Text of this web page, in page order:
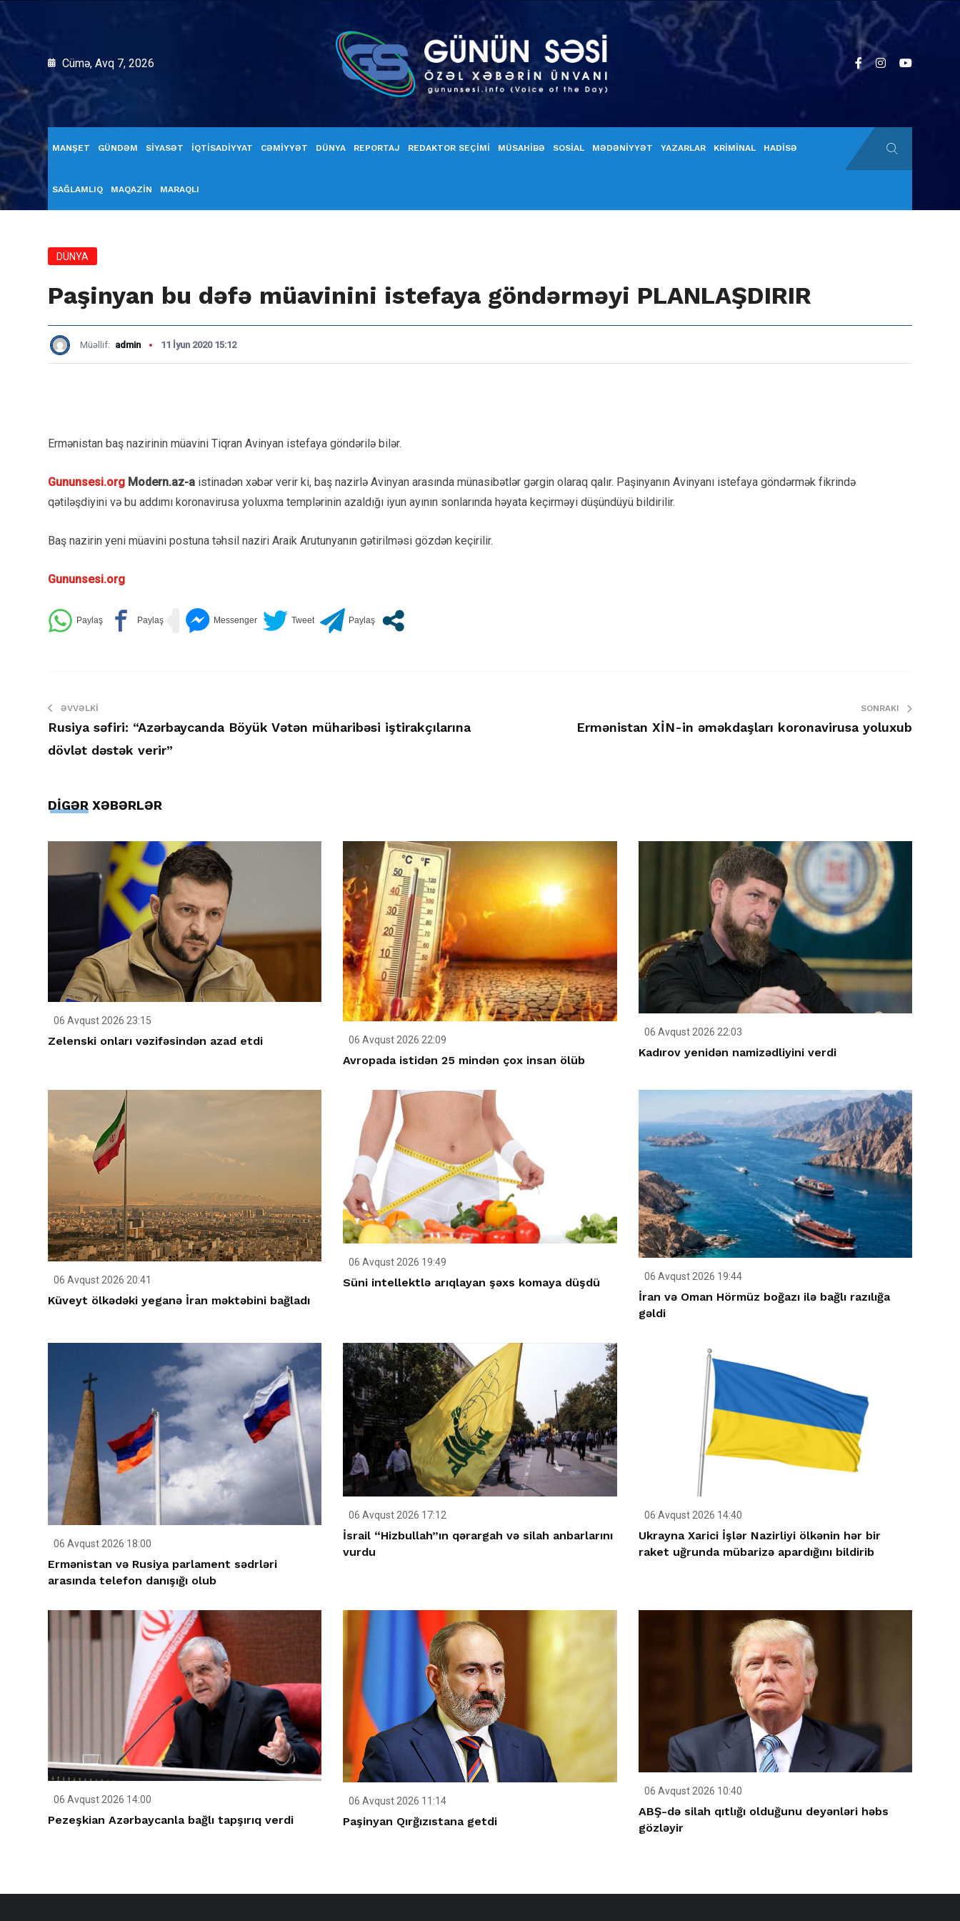
Cümə, Avq 7, 2026
MANŞET GÜNDƏM SİYASƏT İQTİSADİYYAT CƏMİYYƏT DÜNYA REPORTAJ REDAKTOR SEÇİMİ MÜSAHİBƏ SOSİAL MƏDƏNİYYƏT YAZARLAR KRİMİNAL HADİSƏ
SAĞLAMLIQ MAQAZİN MARAQLI
DÜNYA
Paşinyan bu dəfə müavinini istefaya göndərməyi PLANLAŞDIRIR
Müəllif: admin 11 İyun 2020 15:12
Ermənistan baş nazirinin müavini Tiqran Avinyan istefaya göndərilə bilər.
Gununsesi.org Modern.az-a istinadən xəbər verir ki, baş nazirlə Avinyan arasında münasibətlər gərgin olaraq qalır. Paşinyanın Avinyanı istefaya göndərmək fikrində
qətiləşdiyini və bu addımı koronavirusa yoluxma templərinin azaldığı iyun ayının sonlarında həyata keçirməyi düşündüyü bildirilir.
Baş nazirin yeni müavini postuna təhsil naziri Araik Arutunyanın gətirilməsi gözdən keçirilir.
Gununsesi.org
ƏVVƏLKI
Rusiya səfiri: “Azərbaycanda Böyük Vətən müharibəsi iştirakçılarına
dövlət dəstək verir”
SONRAKI
Ermənistan XİN-in əməkdaşları koronavirusa yoluxub
DİGƏR XƏBƏRLƏR
06 Avqust 2026 23:15
Zelenski onları vəzifəsindən azad etdi 06 Avqust 2026 22:09
Avropada istidən 25 mindən çox insan ölüb
06 Avqust 2026 22:03
Kadırov yenidən namizədliyini verdi
06 Avqust 2026 20:41
Küveyt ölkədəki yeganə İran məktəbini bağladı
06 Avqust 2026 19:49
Süni intellektlə arıqlayan şəxs komaya düşdü 06 Avqust 2026 19:44
İran və Oman Hörmüz boğazı ilə bağlı razılığa
gəldi
06 Avqust 2026 18:00
Ermənistan və Rusiya parlament sədrləri
arasında telefon danışığı olub
06 Avqust 2026 17:12
İsrail “Hizbullah”ın qərargah və silah anbarlarını
vurdu
06 Avqust 2026 14:40
Ukrayna Xarici İşlər Nazirliyi ölkənin hər bir
raket uğrunda mübarizə apardığını bildirib
06 Avqust 2026 14:00
Pezeşkian Azərbaycanla bağlı tapşırıq verdi
06 Avqust 2026 11:14
Paşinyan Qırğızıstana getdi
06 Avqust 2026 10:40
ABŞ-də silah qıtlığı olduğunu deyənləri həbs
gözləyir